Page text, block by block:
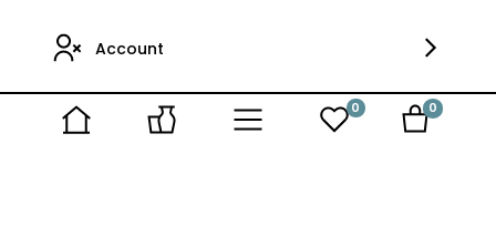
Account
Niet op voorraad
0 0